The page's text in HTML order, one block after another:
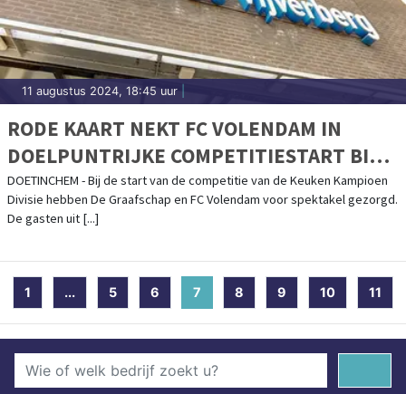
11 augustus 2024, 18:45 uur
RODE KAART NEKT FC VOLENDAM IN
DOELPUNTRIJKE COMPETITIESTART BIJ
DE GRAAFSCHAP
DOETINCHEM - Bij de start van de competitie van de Keuken Kampioen
Divisie hebben De Graafschap en FC Volendam voor spektakel gezorgd.
De gasten uit [...]
1 ... 5 6 7 (current)
8 9 10 11